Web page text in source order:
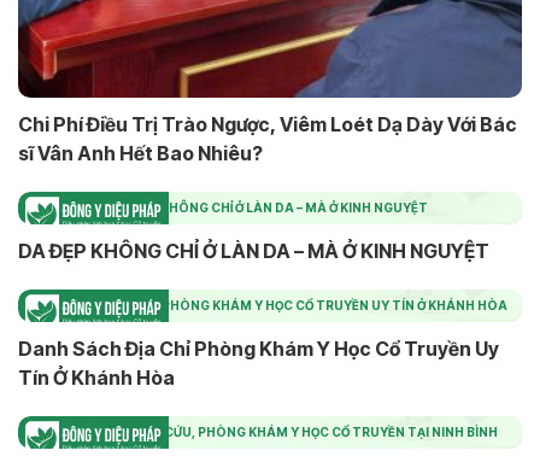
Chi Phí Điều Trị Trào Ngược, Viêm Loét Dạ Dày Với Bác
sĩ Vân Anh Hết Bao Nhiêu?
DA ĐẸP KHÔNG CHỈ Ở LÀN DA – MÀ Ở KINH NGUYỆT
DA ĐẸP KHÔNG CHỈ Ở LÀN DA – MÀ Ở KINH NGUYỆT
DANH SÁCH ĐỊA CHỈ PHÒNG KHÁM Y HỌC CỔ TRUYỀN UY TÍN Ở KHÁNH HÒA
Danh Sách Địa Chỉ Phòng Khám Y Học Cổ Truyền Uy
Tín Ở Khánh Hòa
TOP ĐỊA CHỈ CHÂM CỨU, PHÒNG KHÁM Y HỌC CỔ TRUYỀN TẠI NINH BÌNH